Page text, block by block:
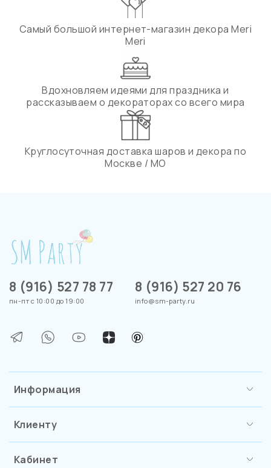
Самый большой интернет-магазин декора Meri
Meri
Вдохновляем идеями для праздника и
рассказываем о декораторах со всего мира
Круглосуточная доставка шаров и декора по
Москве / МО
Информация
Клиенту
Кабинет
8 (916) 527 78 77
пн-пт с 10:00 до 19:00
8 (916) 527 20 76
info@sm-party.ru